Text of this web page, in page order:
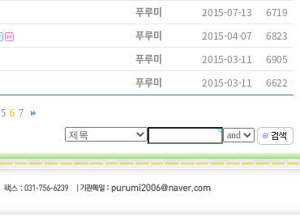
푸루미 2015-07-13
6719
푸루미 2015-04-07
6823
푸루미 2015-03-11
6905
푸루미 2015-03-11 6622
5 6 7